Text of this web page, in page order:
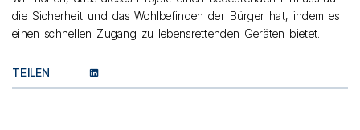
die Sicherheit und das Wohlbefinden der Bürger hat, indem es
einen schnellen Zugang zu lebensrettenden Geräten bietet.
TEILEN